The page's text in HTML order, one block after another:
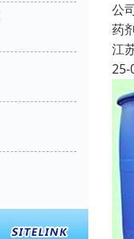
公
药
江
25-